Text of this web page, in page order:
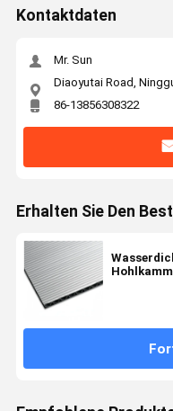
Kontaktdaten
Mr. Sun
Diaoyutai Road,
86-13856308322
Erhalten Sie Den